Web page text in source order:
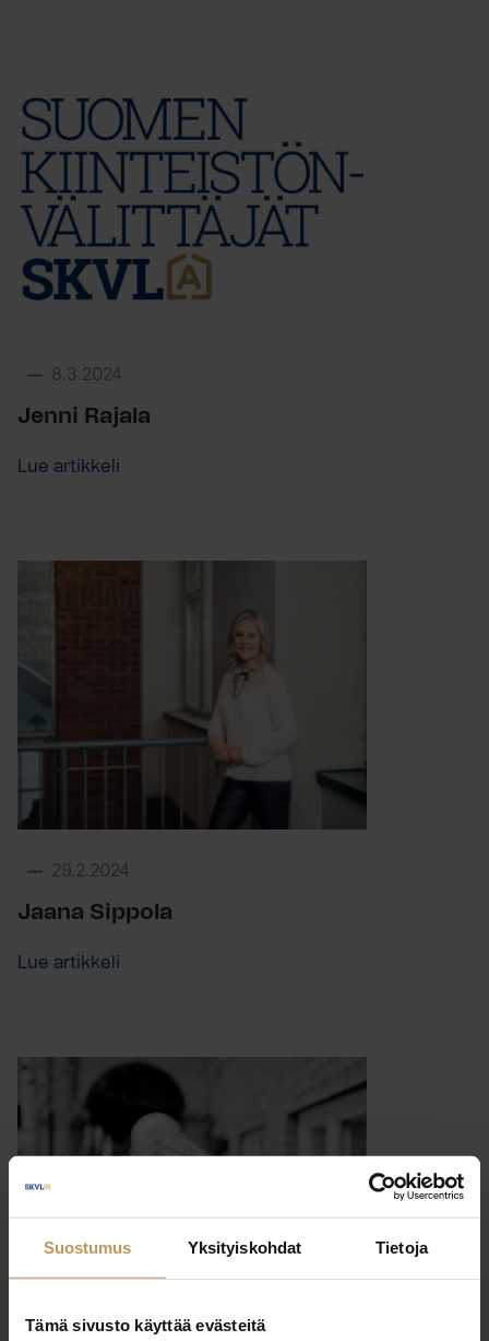
Suostumus Yksityiskohdat Tietoja
Tämä sivusto käyttää evästeitä
8.3.2024
Jenni Rajala
Lue artikkeli
29.2.2024
Jaana Sippola
Lue artikkeli